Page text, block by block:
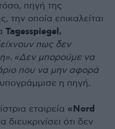
πηγή της
την οποία επικαλείται
Tagesspiegel,
πως δεν
«Δεν μπορούμε να
που να μην αφορά
υπογράμμισε η πηγή.
εταιρεία «Nord
διευκρινίσει ότι δεν